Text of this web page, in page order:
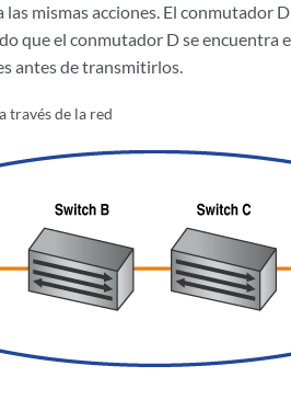
mismas acciones. El conmutador
que el conmutador D se encuentra
antes de transmitirlos.
través de la red